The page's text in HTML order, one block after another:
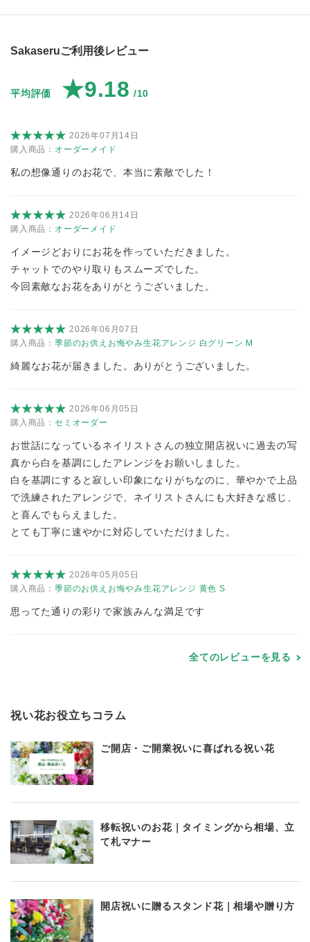
Sakaseruご利用後レビュー
平均評価 ★9.18 /10
2026年07月14日
購入商品： オーダーメイド
私の想像通りのお花で、本当に素敵でした！
2026年06月14日
購入商品： オーダーメイド
イメージどおりにお花を作っていただきました。
チャットでのやり取りもスムーズでした。
今回素敵なお花をありがとうございました。
2026年06月07日
購入商品： 季節のお供えお悔やみ生花アレンジ 白グリーン M
綺麗なお花が届きました。ありがとうございました。
2026年06月05日
購入商品： セミオーダー
お世話になっているネイリストさんの独立開店祝いに過去の写
真から白を基調にしたアレンジをお願いしました。
白を基調にすると寂しい印象になりがちなのに、華やかで上品
で洗練されたアレンジで、ネイリストさんにも大好きな感じ、
と喜んでもらえました。
とても丁寧に速やかに対応していただけました。
2026年05月05日
購入商品： 季節のお供えお悔やみ生花アレンジ 黄色 S
思ってた通りの彩りで家族みんな満足です
全てのレビューを見る
祝い花お役立ちコラム
ご開店・ご開業祝いに喜ばれる祝い花
移転祝いのお花｜タイミングから相場、立
て札マナー
開店祝いに贈るスタンド花｜相場や贈り方